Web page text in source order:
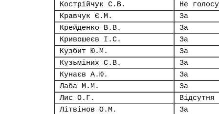
Кострійчук С.В.
Не
Кравчук Є.М.
За
Крейденко В.В.
За
Кривошеєв І.С.
За
Кузбит Ю.М.
За
Кузьміних С.В.
За
Кунаєв А.Ю.
За
Лаба М.М.
За
Лис О.Г.
Відсутня
Літвінов О.М.
За